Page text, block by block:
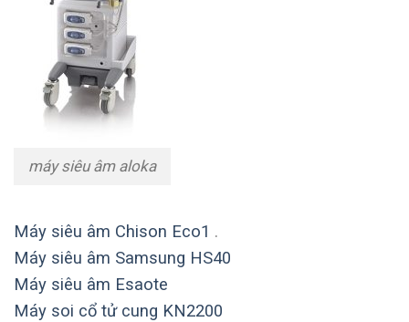
máy siêu âm aloka
Máy siêu âm Chison Eco1 .
Máy siêu âm Samsung HS40
Máy siêu âm Esaote
Máy soi cổ tử cung KN2200